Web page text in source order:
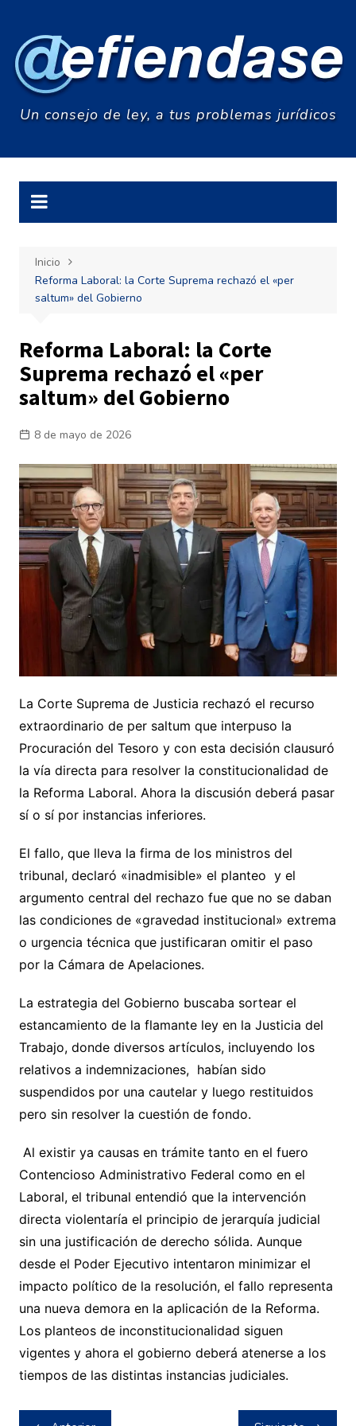
contenido
Un consejo de ley, a tus problemas jurídicos
Inicio
Reforma Laboral: la Corte Suprema rechazó el «per
saltum» del Gobierno
Reforma Laboral: la Corte
Suprema rechazó el «per
saltum» del Gobierno
8 de mayo de 2026
La Corte Suprema de Justicia rechazó el recurso
extraordinario de per saltum que interpuso la
Procuración del Tesoro y con esta decisión clausuró
la vía directa para resolver la constitucionalidad de
la Reforma Laboral. Ahora la discusión deberá pasar
sí o sí por instancias inferiores.
El fallo, que lleva la firma de los ministros del
tribunal, declaró «inadmisible» el planteo y el
argumento central del rechazo fue que no se daban
las condiciones de «gravedad institucional» extrema
o urgencia técnica que justificaran omitir el paso
por la Cámara de Apelaciones.
La estrategia del Gobierno buscaba sortear el
estancamiento de la flamante ley en la Justicia del
Trabajo, donde diversos artículos, incluyendo los
relativos a indemnizaciones, habían sido
suspendidos por una cautelar y luego restituidos
pero sin resolver la cuestión de fondo.
Al existir ya causas en trámite tanto en el fuero
Contencioso Administrativo Federal como en el
Laboral, el tribunal entendió que la intervención
directa violentaría el principio de jerarquía judicial
sin una justificación de derecho sólida. Aunque
desde el Poder Ejecutivo intentaron minimizar el
impacto político de la resolución, el fallo representa
una nueva demora en la aplicación de la Reforma.
Los planteos de inconstitucionalidad siguen
vigentes y ahora el gobierno deberá atenerse a los
tiempos de las distintas instancias judiciales.